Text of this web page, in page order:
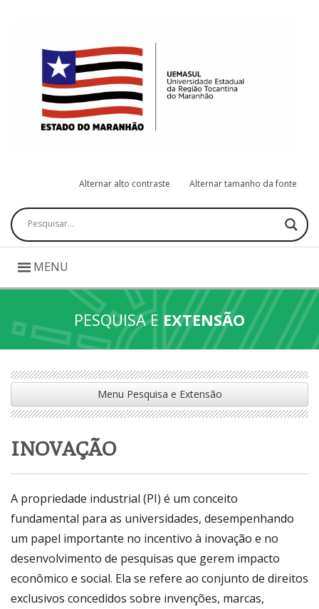
Alternar alto contraste Alternar tamanho da fonte
Pesquisar
MENU
PESQUISA E EXTENSÃO
Menu Pesquisa e Extensão
INOVAÇÃO
A propriedade industrial (PI) é um conceito
fundamental para as universidades, desempenhando
um papel importante no incentivo à inovação e no
desenvolvimento de pesquisas que gerem impacto
econômico e social. Ela se refere ao conjunto de direitos
exclusivos concedidos sobre invenções, marcas,